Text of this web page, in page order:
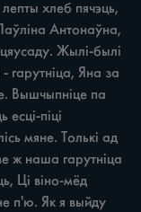
хлеб пячэць,
Антонаўна,
Жылі-былі
гарутніца, Яна за
Вышчыпніце па
піці
мяне. Толькі ад
ж наша гарутніца
Ці віно-мёд
п'ю. Як я выйду